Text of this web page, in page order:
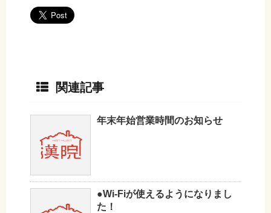
関連記事
年末年始営業時間のお知らせ
●Wi-Fiが使えるようになりまし
た！